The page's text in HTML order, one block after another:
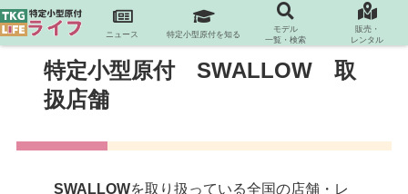
特定小型原付 SWALLOW 取
扱店舗
SWALLOWを取り扱っている全国の店舗・レ
ニュース 特定小型原付を知る
モデル
一覧・検索
販売・
レンタル